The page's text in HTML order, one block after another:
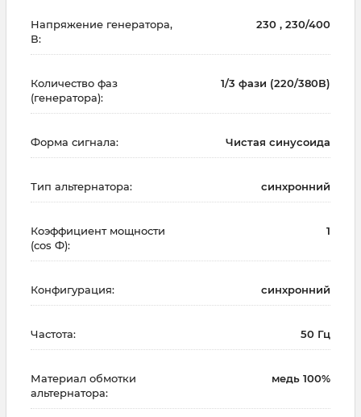
Напряжение генератора,
В:
230 , 230/400
Количество фаз
(генератора):
1/3 фази (220/380В)
Форма сигнала: Чистая синусоида
Тип альтернатора: синхронний
Коэффициент мощности
(cos Ф):
1
Конфигурация: синхронний
Частота: 50 Гц
Материал обмотки
альтернатора:
медь 100%